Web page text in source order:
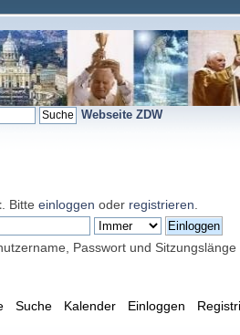
Webseite ZDW
. Bitte einloggen oder registrieren
Passwort und Sitzungslänge
Suche Kalender Einloggen